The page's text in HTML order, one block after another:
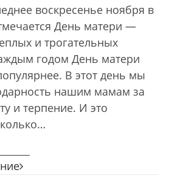
воскресенье ноября в
День матери —
и трогательных
годом День матери
В этот день мы
нашим мамам за
и терпение. И это
Свет